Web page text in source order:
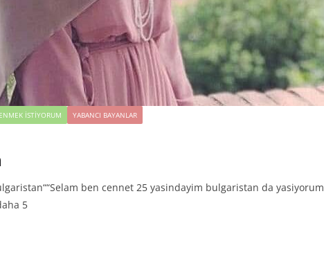
İSTIYORUM YABANCI BAYANLAR
ben cennet 25 yasindayim bulgaristan da yasiyorum
5